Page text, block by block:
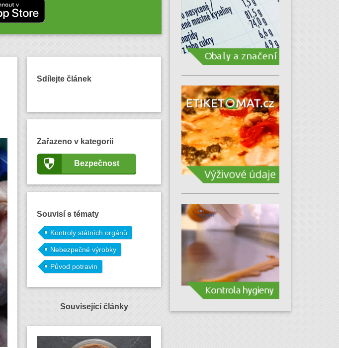
Sdílejte článek
Zařazeno v kategorii
Bezpečnost
Souvisí s tématy
Kontroly státních orgánů
Nebezpečné výrobky
Původ potravin
Související články